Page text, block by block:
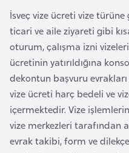
İsveç vize ücreti vize
ticari ve aile ziyareti gibi
oturum, çalışma izni
ücretinin yatırıldığına
dekontun başvuru
vize ücreti harç bedeli ve
içermektedir. Vize
vize merkezleri tarafından
evrak takibi, form ve
y